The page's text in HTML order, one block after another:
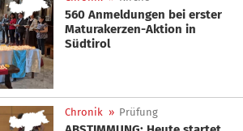
560 Anmeldungen bei erster
Maturakerzen-Aktion in
Südtirol
Chronik » Prüfung